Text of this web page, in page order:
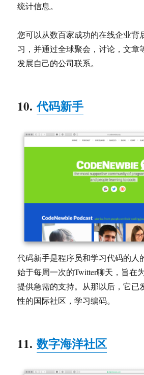
统计信息。
您可以从数百家成功的在线企业背
习，并通过全球聚会，讨论，文章
发展自己的公司联系。
10.代码新手
代码新手是程序员和学习代码的人
始于每周一次的Twitter聊天，旨在
提供急需的支持。从那以后，它已
性的国际社区，学习编码。
11.数字海洋社区